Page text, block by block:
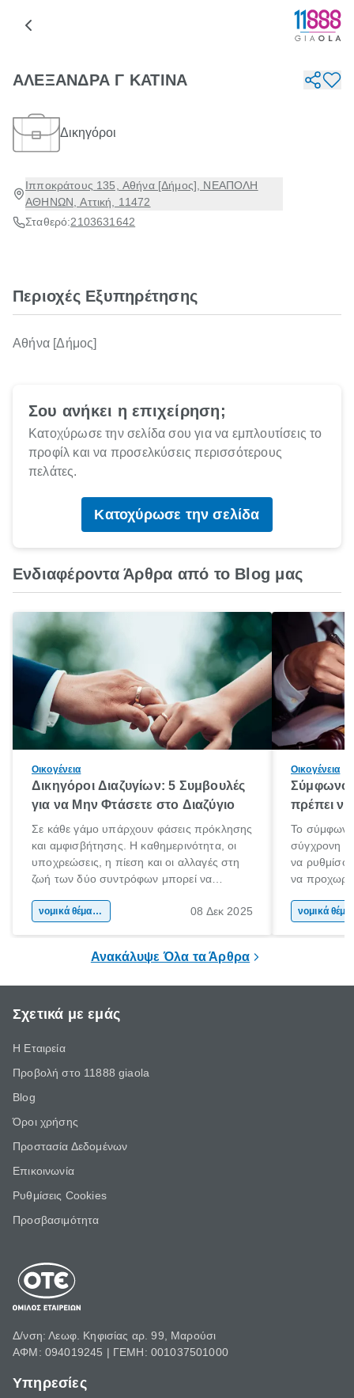
ΑΛΕΞΑΝΔΡΑ Γ ΚΑΤΙΝΑ
Δικηγόροι
Ιπποκράτους 135, Αθήνα [Δήμος], ΝΕΑΠΟΛΗ
ΑΘΗΝΩΝ, Αττική, 11472
Σταθερό:2103631642
Περιοχές Εξυπηρέτησης
Αθήνα [Δήμος]
Σου ανήκει η επιχείρηση;
Κατοχύρωσε την σελίδα σου για να εμπλουτίσεις το
προφίλ και να προσελκύσεις περισσότερους
πελάτες.
Κατοχύρωσε την σελίδα
Ενδιαφέροντα Άρθρα από το Blog μας
Οικογένεια
Δικηγόροι Διαζυγίων: 5 Συμβουλές
για να Μην Φτάσετε στο Διαζύγιο
Σε κάθε γάμο υπάρχουν φάσεις πρόκλησης
και αμφισβήτησης. Η καθημερινότητα, οι
υποχρεώσεις, η πίεση και οι αλλαγές στη
ζωή των δύο συντρόφων μπορεί να
Όταν οι διαφωνίες πληθαίνουν και η
νομικά θέματα & συμβουλές 08 Δεκ 2025
Οικογένεια
Σύμφωνο
πρέπει να
Το σύμφωνο
σύγχρονη
να
να
θέλεις
Ανακάλυψε Όλα τα Άρθρα
Σχετικά με εμάς
Η Εταιρεία
Προβολή στο 11888 giaola
Blog
Όροι χρήσης
Προστασία Δεδομένων
Επικοινωνία
Ρυθμίσεις Cookies
Προσβασιμότητα
Δ/νση: Λεωφ. Κηφισίας αρ. 99, Μαρούσι
ΑΦΜ: 094019245 | ΓΕΜΗ: 001037501000
Υπηρεσίες